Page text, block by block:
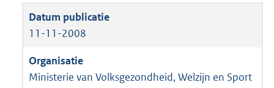
11-11-2008
Ministerie van Volksgezondheid, Welzijn en Sport